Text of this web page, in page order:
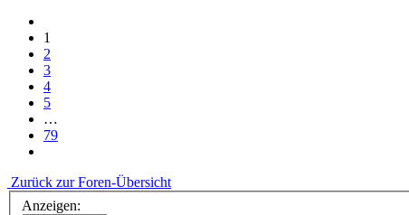
1
2
3
4
5
…
79
Zurück zur Foren-Übersicht
Anzeigen: